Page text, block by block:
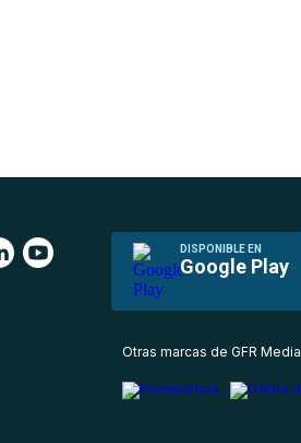
DISPONIBLE EN
Google Play
Otras marcas de GFR Media